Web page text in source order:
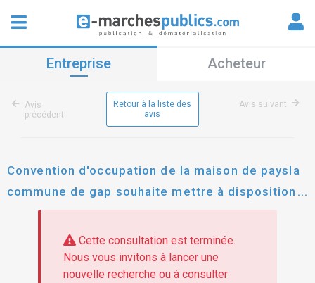
Entreprise Acheteur
Avis
précédent
Retour à la liste des
avis
Avis suivant
Convention d'occupation de la maison de paysla
commune de gap souhaite mettre à disposition
d'une entité économique (association,
entreprise…) une maison de pays, sise rn 85
Cette consultation est terminée.
Nous vous invitons à lancer une
nouvelle recherche ou à consulter